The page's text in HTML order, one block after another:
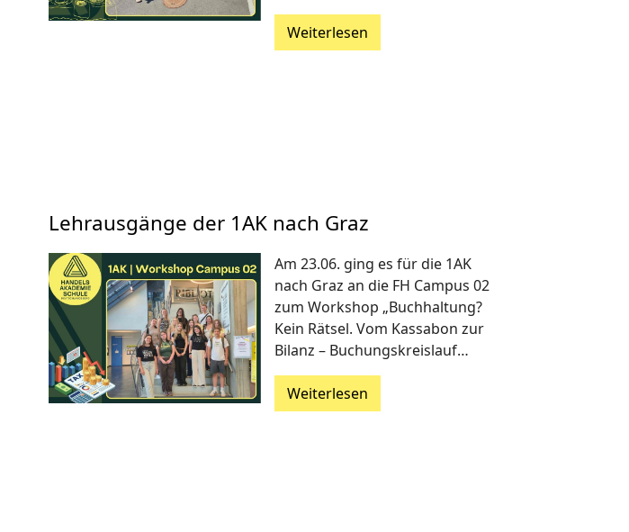
Weiterlesen
Lehrausgänge der 1AK nach Graz
Am 23.06. ging es für die 1AK
nach Graz an die FH Campus 02
zum Workshop „Buchhaltung?
Kein Rätsel. Vom Kassabon zur
Bilanz – Buchungskreislauf…
Weiterlesen